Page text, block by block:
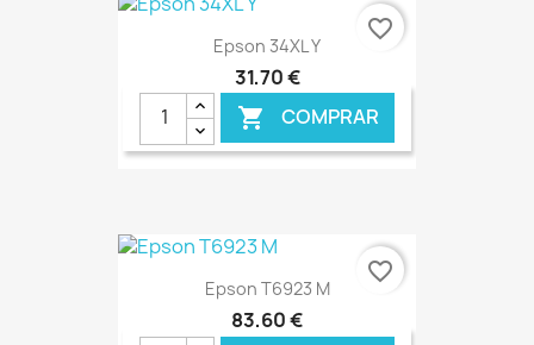
€ ONLINE
Epson 34XL Y
31,70 €
 COMPRAR
€ ONLINE
favorite_border
Epson T6923 M
83,60 €
favorite_border